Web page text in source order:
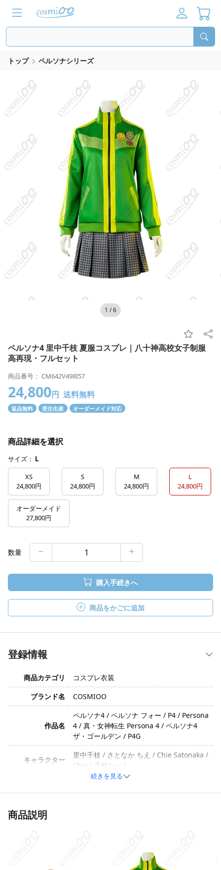
トップ ペルソナシリーズ
1 /6
ペルソナ4 里中千枝 夏服コスプレ｜八十神高校女子制服
高再現・フルセット
商品番号： CM642V498I57
24,800円 送料無料
返品無料 受注生産 オーダーメイド対応
商品詳細を選択
サイズ： L
XS
24,800円
S
24,800円
M
24,800円
L
24,800円
オーダーメイド
27,800円
数量
購入手続きへ
商品をかごに追加
登録情報
商品カテゴリ
コスプレ衣装
ブランド名
COSMIOO
作品名
ペルソナ4 / ペルソナ フォー / P4 / Persona
4 / 真・女神転生 Persona 4 / ペルソナ4
ザ・ゴールデン / P4G
キャラクター
里中千枝 / さとなか ちえ / Chie Satonaka /
Chie / 千枝ちゃん
法の変更により、セット内容が若干異なる
続きを見る
商品説明